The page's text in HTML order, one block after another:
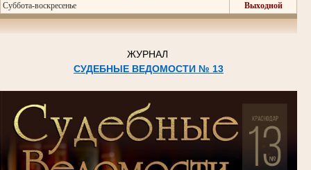
Суббота-воскресенье
Выходной
ЖУРНАЛ
СУДЕБНЫЕ ВЕДОМОСТИ № 13